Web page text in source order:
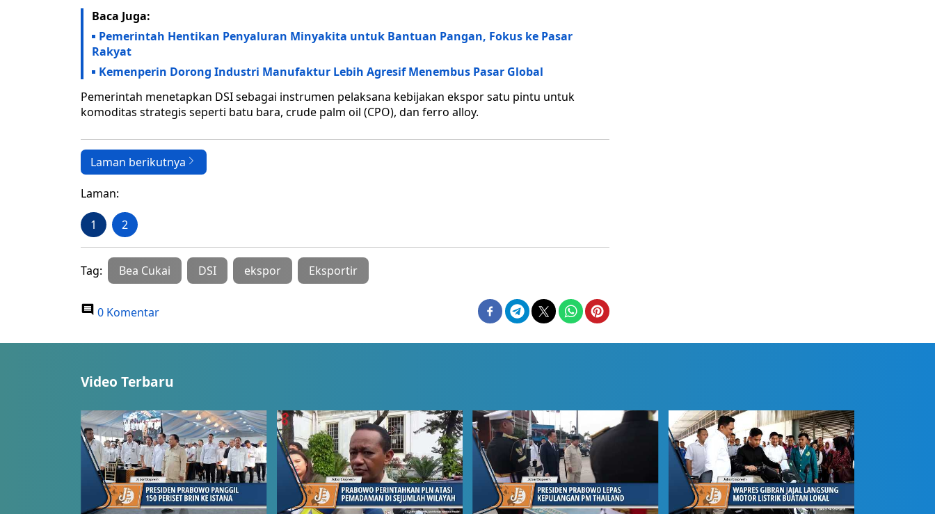
Baca Juga:
Pemerintah Hentikan Penyaluran Minyakita untuk Bantuan Pangan, Fokus ke Pasar
Rakyat
Kemenperin Dorong Industri Manufaktur Lebih Agresif Menembus Pasar Global
Pemerintah menetapkan DSI sebagai instrumen pelaksana kebijakan ekspor satu pintu untuk
komoditas strategis seperti batu bara, crude palm oil (CPO), dan ferro alloy.
Laman berikutnya
Laman:
1 2
Tag: Bea Cukai DSI ekspor Eksportir
0 Komentar
Video Terbaru